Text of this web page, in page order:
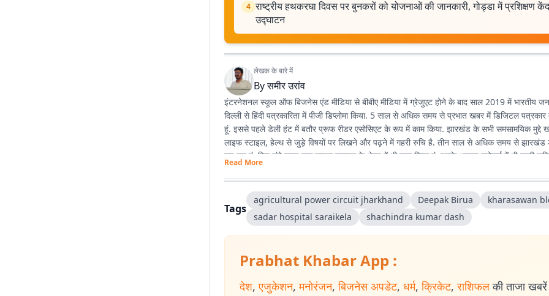
4 राष्ट्रीय हथकरघा दिवस पर बुनकरों को योजनाओं की जानकारी, गोड्डा में प्रशिक्षण
उद्घाटन
लेखक के बारे में
Byसमीर उरांव
इंटरनेशनल स्कूल ऑफ बिजनेस एंड मीडिया से बीबीए मीडिया में ग्रेजुएट होने के बाद साल 2019 में भारतीय
दिल्ली से हिंदी पत्रकारिता में पीजी डिप्लोमा किया. 5 साल से अधिक समय से प्रभात खबर में डिजिटल
हूं. इससे पहले डेली हंट में बतौर प्रूफ रीडर एसोसिएट के रूप में काम किया. झारखंड के सभी समसामयिक मुद्दे
लाइफ स्टाइल, हेल्थ से जुड़े विषयों पर लिखने और पढ़ने में गहरी रुचि है. तीन साल से अधिक समय से झारखंड
कर रहा हूं. फिर लंबे समय तक लाइफ स्टाइल के क्षेत्र में भी काम किया हूं. इसके अलावा स्पोर्ट्स में भी गहरी
Read More
Tags
agricultural power circuit jharkhand Deepak Birua
kharasawan
sadar hospital saraikela
shachindra kumar dash
Prabhat Khabar App :
देश, एजुकेशन, मनोरंजन, बिजनेस अपडेट, धर्म, क्रिकेट, राशिफल की ताजा